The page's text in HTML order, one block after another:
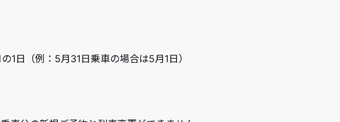
日（例：5月31日乗車の場合は5月1日）